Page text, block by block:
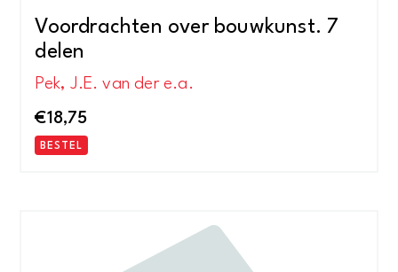
Voordrachten over bouwkunst. 7
delen
Pek, J.E. van der e.a.
€18,75
BESTEL